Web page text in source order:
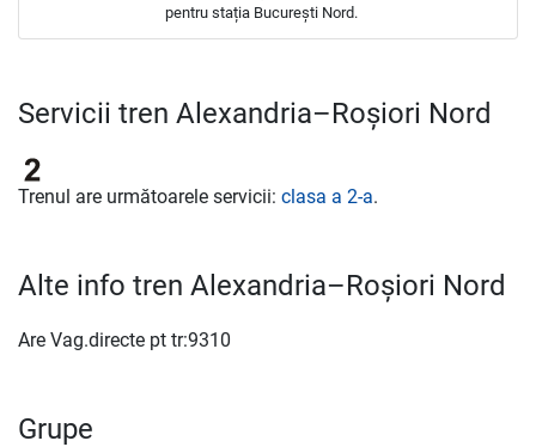
pentru stația București Nord.
Servicii tren Alexandria–Roșiori Nord
Trenul are următoarele servicii: clasa a 2-a.
Alte info tren Alexandria–Roșiori Nord
Are Vag.directe pt tr:9310
Grupe